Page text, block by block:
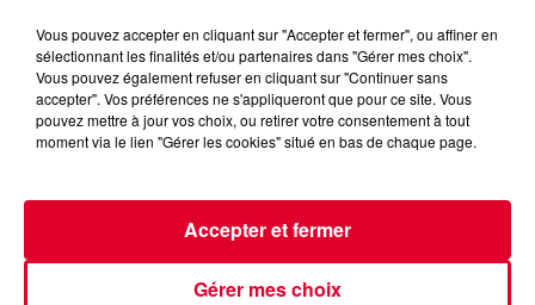
Vous pouvez accepter en cliquant sur "Accepter et fermer", ou affiner en
sélectionnant les finalités et/ou partenaires dans "Gérer mes choix".
Vous pouvez également refuser en cliquant sur "Continuer sans
accepter". Vos préférences ne s'appliqueront que pour ce site. Vous
pouvez mettre à jour vos choix, ou retirer votre consentement à tout
moment via le lien "Gérer les cookies" situé en bas de chaque page.
Gérer mes choix
Accepter et fermer